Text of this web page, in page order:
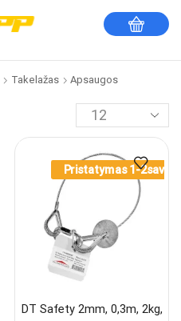
Takelažas Apsaugos
Pristatymas 1-2sav.
DT Safety 2mm, 0,3m, 2kg,